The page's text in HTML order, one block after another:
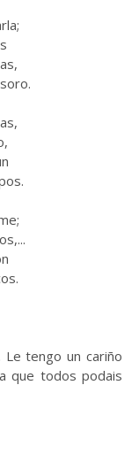
tengo un cariño
que todos podais